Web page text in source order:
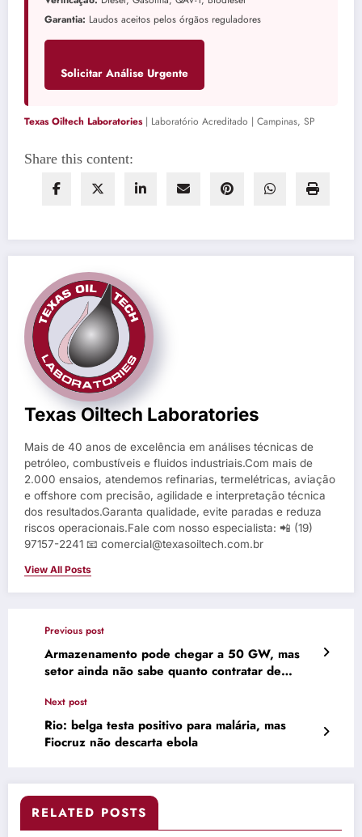
Garantia: Laudos aceitos pelos órgãos reguladores
Solicitar Análise Urgente
Texas Oiltech Laboratories| Laboratório Acreditado | Campinas, SP
Share this content:
Texas Oiltech Laboratories
Mais de 40 anos de excelência em análises técnicas de
petróleo, combustíveis e fluidos industriais.Com mais de
2.000 ensaios, atendemos refinarias, termelétricas, aviação
e offshore com precisão, agilidade e interpretação técnica
dos resultados.Garanta qualidade, evite paradas e reduza
riscos operacionais.Fale com nosso especialista: 📲 (19)
97157-2241 📧 comercial@texasoiltech.com.br
View All Posts
Previous post
Armazenamento pode chegar a 50 GW, mas
setor ainda não sabe quanto contratar de
Next post
Rio: belga testa positivo para malária, mas
Fiocruz não descarta ebola
RELATED POSTS